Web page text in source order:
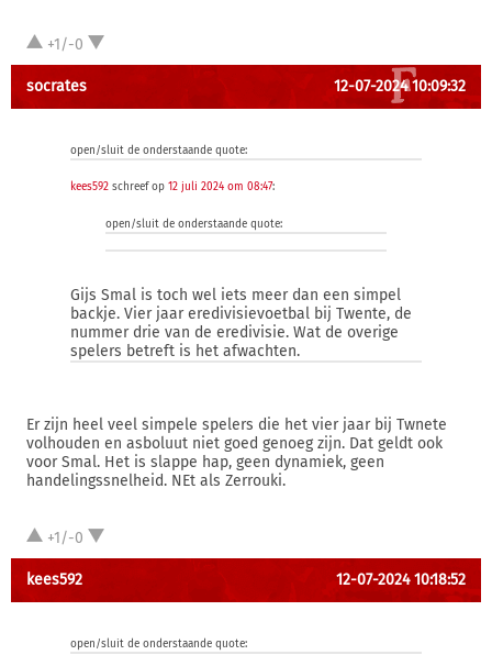
+1/-0
socrates 12-07-2024 10:09:32
open/sluit de onderstaande quote:
kees592 schreef op 12 juli 2024 om 08:47:
open/sluit de onderstaande quote:
Gijs Smal is toch wel iets meer dan een simpel
backje. Vier jaar eredivisievoetbal bij Twente, de
nummer drie van de eredivisie. Wat de overige
spelers betreft is het afwachten.
Er zijn heel veel simpele spelers die het vier jaar bij Twnete
volhouden en asboluut niet goed genoeg zijn. Dat geldt ook
voor Smal. Het is slappe hap, geen dynamiek, geen
handelingssnelheid. NEt als Zerrouki.
+1/-0
kees592 12-07-2024 10:18:52
open/sluit de onderstaande quote: